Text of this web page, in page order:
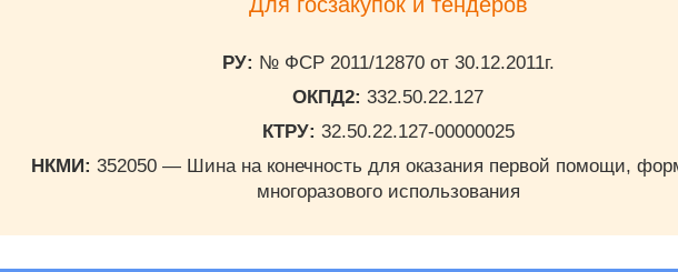
РУ: № ФСР 2011/12870 от 30.12.2011г.
ОКПД2: 332.50.22.127
КТРУ: 32.50.22.127-00000025
НКМИ: 352050 — Шина на конечность для оказания первой помощи,
многоразового использования